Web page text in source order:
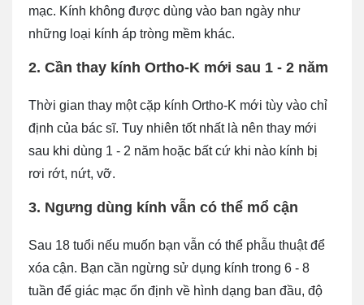
mạc. Kính không được dùng vào ban ngày như
những loại kính áp tròng mềm khác.
2. Cần thay kính Ortho-K mới sau 1 - 2 năm
Thời gian thay một cặp kính Ortho-K mới tùy vào chỉ
định của bác sĩ. Tuy nhiên tốt nhất là nên thay mới
sau khi dùng 1 - 2 năm hoặc bất cứ khi nào kính bị
rơi rớt, nứt, vỡ.
3. Ngưng dùng kính vẫn có thể mổ cận
Sau 18 tuổi nếu muốn bạn vẫn có thể phẫu thuật để
xóa cận. Bạn cần ngừng sử dụng kính trong 6 - 8
tuần để giác mạc ổn định về hình dạng ban đầu, độ